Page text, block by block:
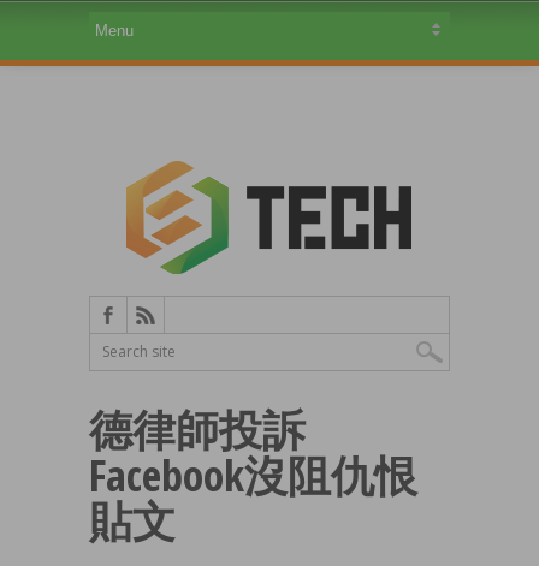
德律師投訴
Facebook沒阻仇恨
貼文